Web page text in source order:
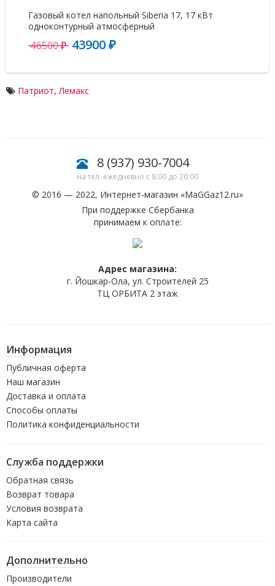
Газовый котел напольный Siberia 17, 17 кВт
одноконтурный атмосферный
46500 ₽ 43900 ₽
Патриот, Лемакс
8 (937) 930-7004
на тел. ежедневно с 8:00 до 20:00
© 2016 — 2022, Интернет-магазин «MaGGaz12.ru»
При поддержке Сбербанка
принимаем к оплате:
Адрес магазина:
г. Йошкар-Ола, ул. Строителей 25
ТЦ ОРБИТА 2 этаж
Информация
Публичная оферта
Наш магазин
Доставка и оплата
Способы оплаты
Политика конфиденциальности
Служба поддержки
Обратная связь
Возврат товара
Условия возврата
Карта сайта
Дополнительно
Производители